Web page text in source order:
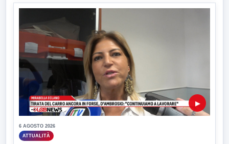
▶
6 AGOSTO 2026
ATTUALITÀ